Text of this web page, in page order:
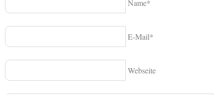
Name*
E-Mail*
Webseite